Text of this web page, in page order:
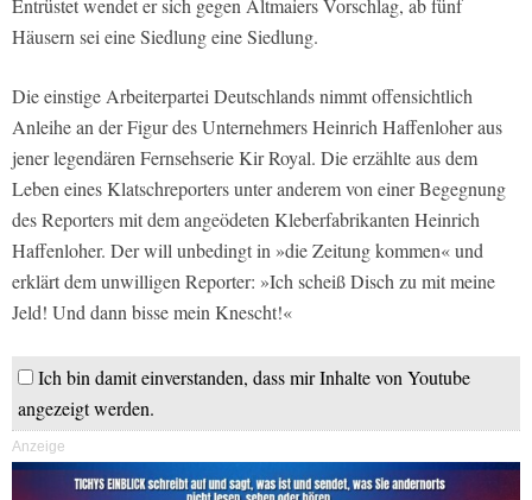
Entrüstet wendet er sich gegen Altmaiers Vorschlag, ab fünf
Häusern sei eine Siedlung eine Siedlung.
Die einstige Arbeiterpartei Deutschlands nimmt offensichtlich
Anleihe an der Figur des Unternehmers Heinrich Haffenloher aus
jener legendären Fernsehserie Kir Royal. Die erzählte aus dem
Leben eines Klatschreporters unter anderem von einer Begegnung
des Reporters mit dem angeödeten Kleberfabrikanten Heinrich
Haffenloher. Der will unbedingt in »die Zeitung kommen« und
erklärt dem unwilligen Reporter: »Ich scheiß Disch zu mit meine
Jeld! Und dann bisse mein Knescht!«
Ich bin damit einverstanden, dass mir Inhalte von Youtube
angezeigt werden.
Anzeige